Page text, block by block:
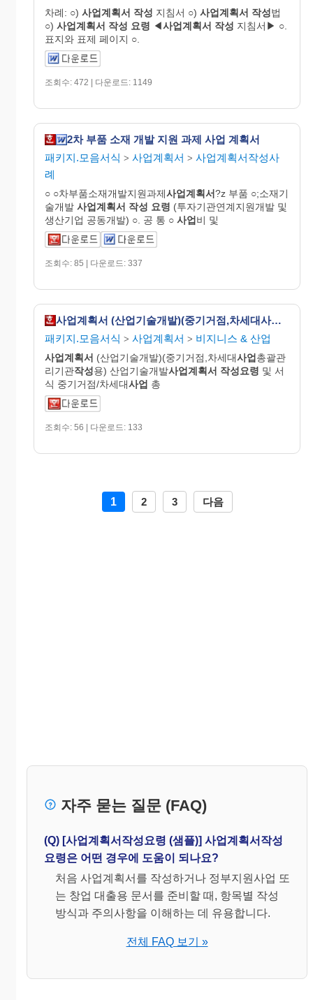
차례: ○) 사업계획서 작성 지침서 ○) 사업계획서 작성법
○) 사업계획서 작성 요령 ◀사업계획서 작성 지침서▶ ○.
표지와 표제 페이지 ○.
조회수: 472 | 다운로드: 1149
2차 부품 소재 개발 지원 과제 사업 계획서
패키지.모음서식 > 사업계획서 > 사업계획서작성사
례
○ ○차부품소재개발지원과제사업계획서?z 부품 ○;소재기
술개발 사업계획서 작성 요령 (투자기관연계지원개발 및
생산기업 공동개발) ○. 공 통 ○ 사업비 및
조회수: 85 | 다운로드: 337
사업계획서 (산업기술개발)(중기거점,차세대사업총괄관리기관작성용)
패키지.모음서식 > 사업계획서 > 비지니스 & 산업
사업계획서 (산업기술개발)(중기거점,차세대사업총괄관
리기관작성용) 산업기술개발사업계획서 작성요령 및 서
식 중기거점/차세대사업 총
조회수: 56 | 다운로드: 133
1 2 3 다음
자주 묻는 질문 (FAQ)
(Q) [사업계획서작성요령 (샘플)] 사업계획서작성
요령은 어떤 경우에 도움이 되나요?
처음 사업계획서를 작성하거나 정부지원사업 또
는 창업 대출용 문서를 준비할 때, 항목별 작성
방식과 주의사항을 이해하는 데 유용합니다.
전체 FAQ 보기 »